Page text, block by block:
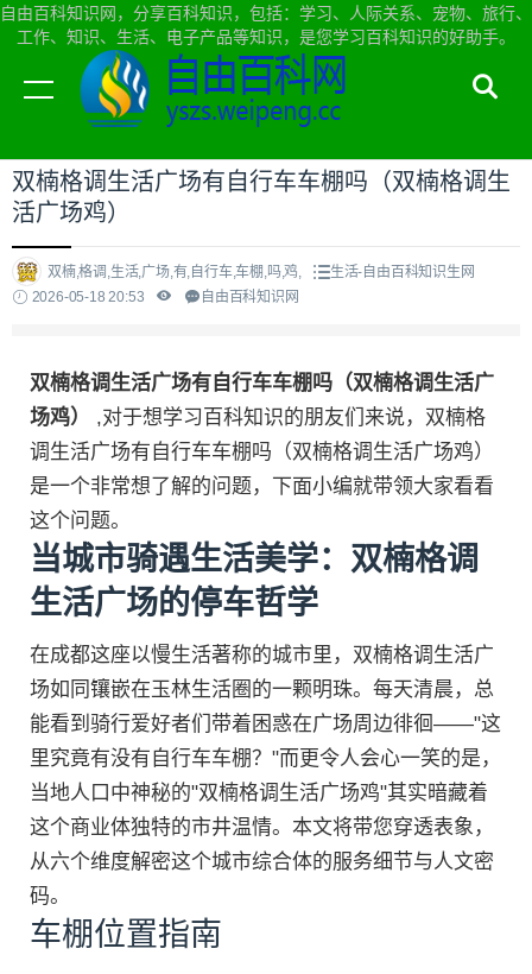
自由百科知识网，分享百科知识，包括：学习、人际关系、宠物、旅行、
工作、知识、生活、电子产品等知识，是您学习百科知识的好助手。
当前位置：自由百科知识网首页>生活
双楠格调生活广场有自行车车棚吗（双楠格调生
活广场鸡）
双楠,格调,生活,广场,有,自行车,车棚,吗,鸡,
生活-自由百科知识生网
2026-05-18 20:53
自由百科知识网
双楠格调生活广场有自行车车棚吗（双楠格调生活广
场鸡） ,对于想学习百科知识的朋友们来说，双楠格
调生活广场有自行车车棚吗（双楠格调生活广场鸡）
是一个非常想了解的问题，下面小编就带领大家看看
这个问题。
当城市骑遇生活美学：双楠格调
生活广场的停车哲学
在成都这座以慢生活著称的城市里，双楠格调生活广
场如同镶嵌在玉林生活圈的一颗明珠。每天清晨，总
能看到骑行爱好者们带着困惑在广场周边徘徊——"这
里究竟有没有自行车车棚？"而更令人会心一笑的是，
当地人口中神秘的"双楠格调生活广场鸡"其实暗藏着
这个商业体独特的市井温情。本文将带您穿透表象，
从六个维度解密这个城市综合体的服务细节与人文密
码。
车棚位置指南